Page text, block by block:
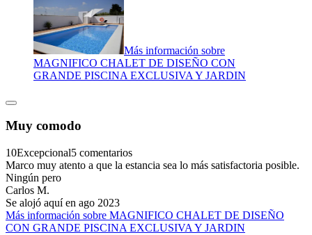
Más información sobre
MAGNIFICO CHALET DE DISEÑO CON
GRANDE PISCINA EXCLUSIVA Y JARDIN
Muy comodo
10Excepcional5 comentarios
Marco muy atento a que la estancia sea lo más satisfactoria posible.
Ningún pero
Carlos M.
Se alojó aquí en ago 2023
Más información sobre MAGNIFICO CHALET DE DISEÑO
CON GRANDE PISCINA EXCLUSIVA Y JARDIN